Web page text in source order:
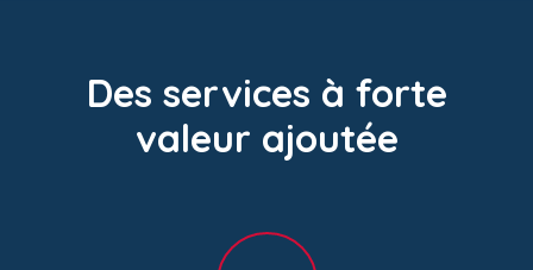
Des services à forte
valeur ajoutée